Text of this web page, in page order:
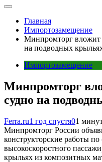
Главная
Импортозамещение
Минпромторг вложит
на подводных
Импортозамещение
Минпромторг
судно на
Ferra.ru1 год спустя01
Минпромторг России
конструкторские работы
высокоскоростного
крыльях из композитных